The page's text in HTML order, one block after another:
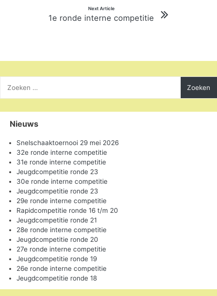
Next Article
1e ronde interne competitie
naar:
Nieuws
Snelschaaktoernooi 29 mei 2026
32e ronde interne competitie
31e ronde interne competitie
Jeugdcompetitie ronde 23
30e ronde interne competitie
Jeugdcompetitie ronde 23
29e ronde interne competitie
Rapidcompetitie ronde 16 t/m 20
Jeugdcompetitie ronde 21
28e ronde interne competitie
Jeugdcompetitie ronde 20
27e ronde interne competitie
Jeugdcompetitie ronde 19
26e ronde interne competitie
Jeugdcompetitie ronde 18